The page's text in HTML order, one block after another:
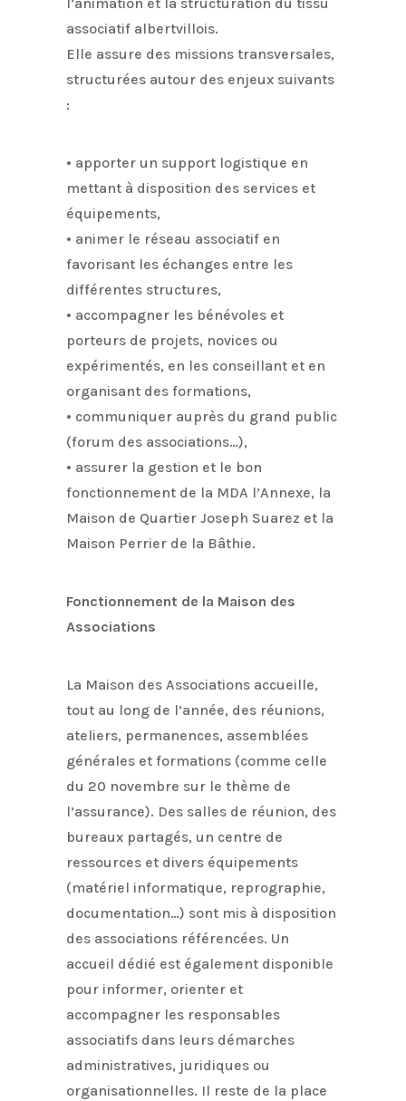
associatif albertvillois.
Elle assure des missions transversales,
structurées autour des enjeux suivants
:
• apporter un support logistique en
mettant à disposition des services et
équipements,
• animer le réseau associatif en
favorisant les échanges entre les
différentes structures,
• accompagner les bénévoles et
porteurs de projets, novices ou
expérimentés, en les conseillant et en
organisant des formations,
• communiquer auprès du grand public
(forum des associations…),
• assurer la gestion et le bon
fonctionnement de la MDA l’Annexe, la
Maison de Quartier Joseph Suarez et la
Maison Perrier de la Bâthie.
Fonctionnement de la Maison des
Associations
La Maison des Associations accueille,
tout au long de l’année, des réunions,
ateliers, permanences, assemblées
générales et formations (comme celle
du 20 novembre sur le thème de
l’assurance). Des salles de réunion, des
bureaux partagés, un centre de
ressources et divers équipements
(matériel informatique, reprographie,
documentation…) sont mis à disposition
des associations référencées. Un
accueil dédié est également disponible
pour informer, orienter et
accompagner les responsables
associatifs dans leurs démarches
administratives, juridiques ou
organisationnelles. Il reste de la place